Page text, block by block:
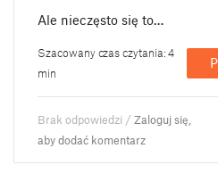
Ale nieczęsto się to…
Szacowany czas czytania: 4
min
Brak odpowiedzi /Zaloguj się,
aby dodać komentarz